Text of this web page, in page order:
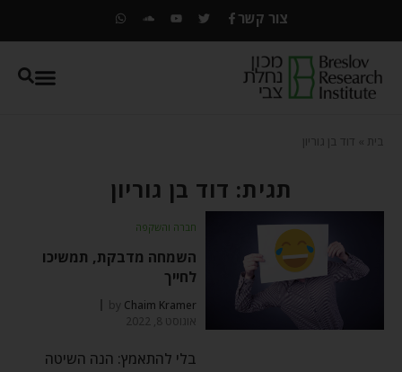
צור קשר
בית דוד בן גוריון
תגית: דוד בן גוריון
חברה והשקפה
השמחה מדבקת, תמשיכו
לחייך
by Chaim Kramer
אוגוסט 8, 2022
בלי להתאמץ: הנה השיטה